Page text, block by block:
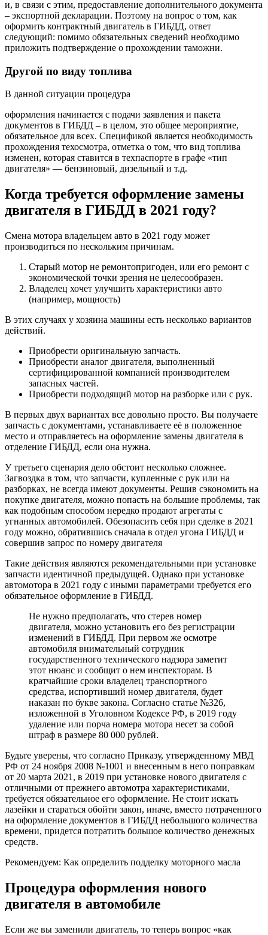
и, в связи с этим, предоставление дополнительного документа
– экспортной декларации. Поэтому на вопрос о том, как
оформить контрактный двигатель в ГИБДД, ответ
следующий: помимо обязательных сведений необходимо
приложить подтверждение о прохождении таможни.
Другой по виду топлива
В данной ситуации процедура
оформления начинается с подачи заявления и пакета
документов в ГИБДД – в целом, это общее мероприятие,
обязательное для всех. Спецификой является необходимость
прохождения техосмотра, отметка о том, что вид топлива
изменен, которая ставится в техпаспорте в графе «тип
двигателя» — бензиновый, дизельный и т.д.
Когда требуется оформление замены
двигателя в ГИБДД в 2021 году?
Смена мотора владельцем авто в 2021 году может
производиться по нескольким причинам.
Старый мотор не ремонтопригоден, или его ремонт с
экономической точки зрения не целесообразен.
Владелец хочет улучшить характеристики авто
(например, мощность)
В этих случаях у хозяина машины есть несколько вариантов
действий.
Приобрести оригинальную запчасть.
Приобрести аналог двигателя, выполненный
сертифицированной компанией производителем
запасных частей.
Приобрести подходящий мотор на разборке или с рук.
В первых двух вариантах все довольно просто. Вы получаете
запчасть с документами, устанавливаете её в положенное
место и отправляетесь на оформление замены двигателя в
отделение ГИБДД, если она нужна.
У третьего сценария дело обстоит несколько сложнее.
Загвоздка в том, что запчасти, купленные с рук или на
разборках, не всегда имеют документы. Решив сэкономить на
покупке двигателя, можно попасть на большие проблемы, так
как подобным способом нередко продают агрегаты с
угнанных автомобилей. Обезопасить себя при сделке в 2021
году можно, обратившись сначала в отдел угона ГИБДД и
совершив запрос по номеру двигателя
Такие действия являются рекомендательными при установке
запчасти идентичной предыдущей. Однако при установке
автомотора в 2021 году с иными параметрами требуется его
обязательное оформление в ГИБДД.
Не нужно предполагать, что стерев номер
двигателя, можно установить его без регистрации
изменений в ГИБДД. При первом же осмотре
автомобиля внимательный сотрудник
государственного технического надзора заметит
этот нюанс и сообщит о нем инспекторам. В
кратчайшие сроки владелец транспортного
средства, испортивший номер двигателя, будет
наказан по букве закона. Согласно статье №326,
изложенной в Уголовном Кодексе РФ, в 2019 году
удаление или порча номера мотора несет за собой
штраф в размере 80 000 рублей.
Будьте уверены, что согласно Приказу, утвержденному МВД
РФ от 24 ноября 2008 №1001 и внесенным в него поправкам
от 20 марта 2021, в 2019 при установке нового двигателя с
отличными от прежнего автомотра характеристиками,
требуется обязательное его оформление. Не стоит искать
лазейки и стараться обойти закон, иначе, вместо потраченного
на оформление документов в ГИБДД небольшого количества
времени, придется потратить большое количество денежных
средств.
Рекомендуем: Как определить подделку моторного масла
Процедура оформления нового
двигателя в автомобиле
Если же вы заменили двигатель, то теперь вопрос «как